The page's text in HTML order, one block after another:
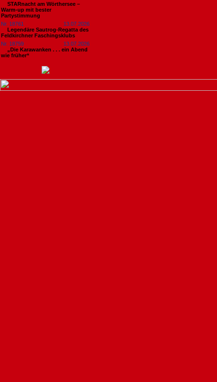
STARnacht am Wörthersee –
Warm-up mit bester
Partystimmung
Nr. 18761
13.07.2026
Legendäre Sautrog-Regatta des
Feldkirchner Faschingsklubs
Nr. 18759
13.07.2026
„Die Karawanken . . . ein Abend
wie früher“